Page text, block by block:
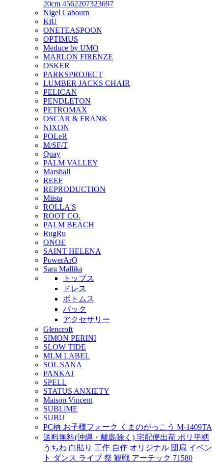
20cm 4562207323697
Nigel Cabourn
KiU
ONETEASPOON
OPTIMUS
Meduce by UMO
MARLON FIRENZE
OSKER
PARKSPROJECT
LUMBER JACKS CHAIR
PELICAN
PENDLETON
PETROMAX
OSCAR & FRANK
NIXON
POLeR
M/SF/T
Quay
PALM VALLEY
Marshall
REEF
REPRODUCTION
Miista
ROLLA'S
ROOT CO.
PALM BEACH
RugRu
ONOE
SAINT HELENA
PowerArQ
Sara Mallika
トップス
ドレス
ボトムス
バック
アクセサリー
Glencroft
SIMON PERINI
SLOW TIDE
MLM LABEL
SOL SANA
PANKAJ
SPELL
STATUS ANXIETY
Maison Vincent
SUBLiME
SUBU
PC柄 お子様フォーク くまのがっこう M-1409TA
送料無料(沖縄・離島除く) 宅配便出荷 ポリ平柄
うちわ 白貼り 工作 自作 オリジナル 団扇 イベン
ト ダンス ライブ 祭 観戦 アーテック 71580